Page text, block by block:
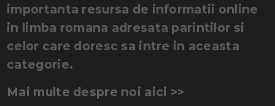
importanta resursa de informatii online
in limba romana adresata parintilor si
celor care doresc sa intre in aceasta
categorie.
Mai multe despre noi aici >>